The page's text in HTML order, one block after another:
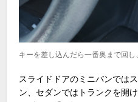
キーを差し込んだら一番奥まで回
スライドドアのミニバンでは
ン、セダンではトランクを開